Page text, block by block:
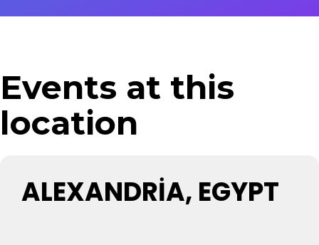
Events at this
location
ALEXANDRIA, EGYPT